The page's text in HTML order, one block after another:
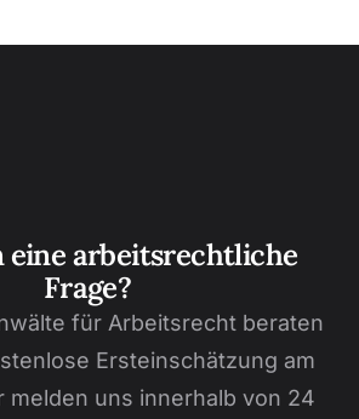
eine arbeitsrechtliche
Frage?
für Arbeitsrecht beraten
Ersteinschätzung am
uns innerhalb von 24